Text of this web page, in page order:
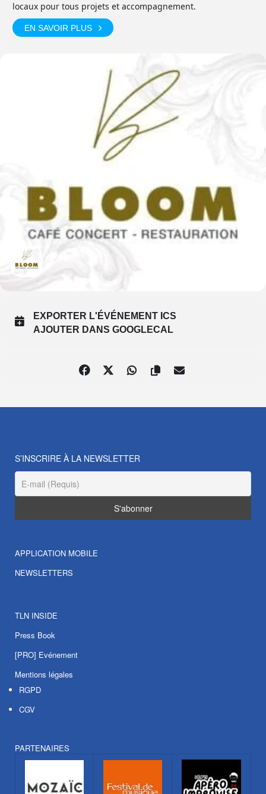
locaux pour tous projets et accompagnement.
EN SAVOIR PLUS
EXPORTER L'ÉVÉNEMENT ICS
AJOUTER DANS GOOGLECAL
S’INSCRIRE À LA NEWSLETTER
APPLICATION MOBILE
NEWSLETTERS
TLN INSIDE
Press Book
[PRO] Evénement
Mentions légales
RGPD
CGV
PARTENAIRES